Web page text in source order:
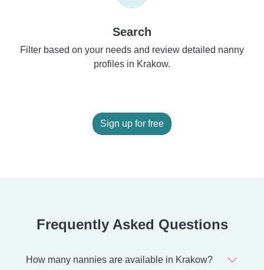
Search
Filter based on your needs and review detailed nanny
profiles in Krakow.
Sign up for free
Frequently Asked Questions
How many nannies are available in Krakow?